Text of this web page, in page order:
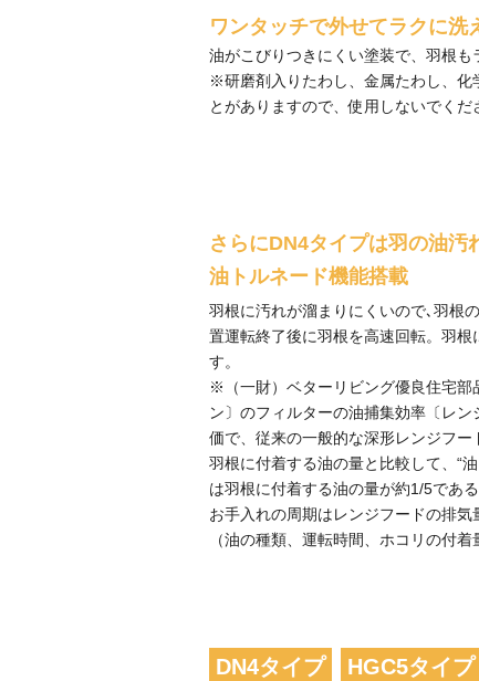
ワンタッチで外せてラクに洗
油がこびりつきにくい塗装で、羽根も
※研磨剤入りたわし、金属たわし、化
とがありますので、使用しないでくだ
さらにDN4タイプは羽の油汚
油トルネード機能搭載
羽根に汚れが溜まりにくいので､羽根
置運転終了後に羽根を高速回転。羽
す。
※（一財）ベターリビング優良住宅部
ン〕のフィルターの油捕集効率〔レ
価で、従来の一般的な深形レンジフ
羽根に付着する油の量と比較して、“
は羽根に付着する油の量が約1/5であ
お手入れの周期はレンジフードの排
（油の種類、運転時間、ホコリの付着
DN4タイプ HGC5タイプ